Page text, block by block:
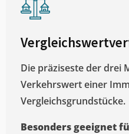
Die präziseste der drei
Verkehrswert einer
Vergleichsgrundstücke.
Besonders geeignet